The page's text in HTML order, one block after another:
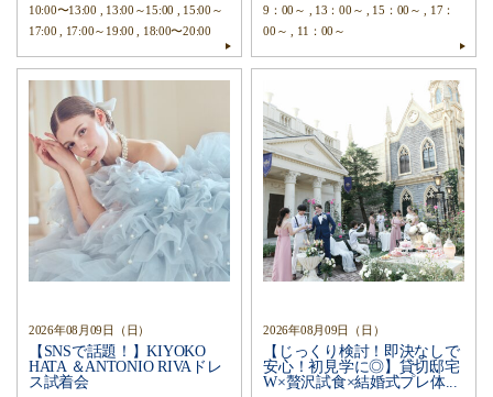
10:00〜13:00 , 13:00～15:00 , 15:00～
17:00 , 17:00～19:00 , 18:00〜20:00
9：00～ , 13：00～ , 15：00～ , 17：
00～ , 11：00～
2026年08月09日（日）
【SNSで話題！】KIYOKO
HATA ＆ANTONIO RIVAドレ
ス試着会
2026年08月09日（日）
【じっくり検討！即決なしで
安心！初見学に◎】貸切邸宅
W×贅沢試食×結婚式プレ体...